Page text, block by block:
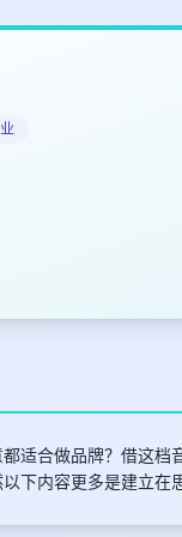
适合做品牌？借这档
下内容更多是建立在
高